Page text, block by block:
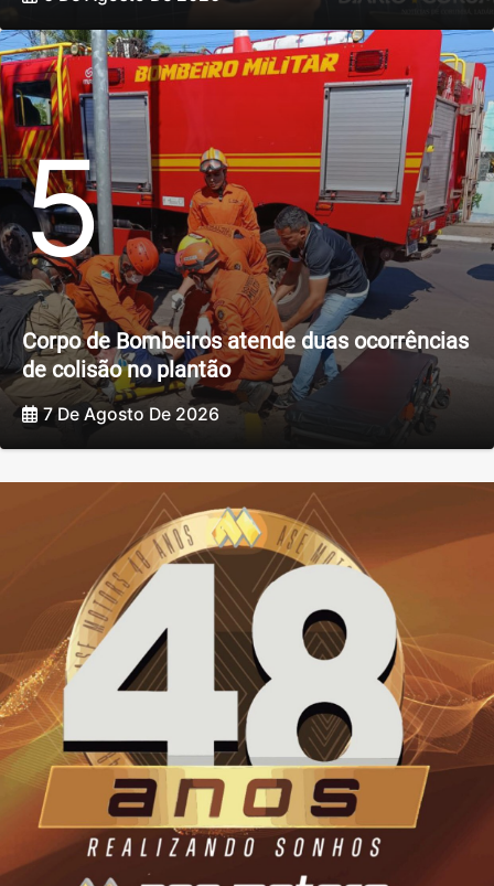
5
Corpo de Bombeiros atende duas ocorrências
de colisão no plantão
7 De Agosto De 2026